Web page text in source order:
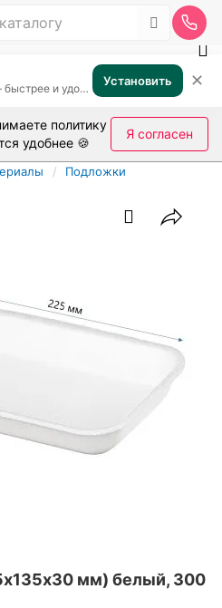
Откройте в приложении — быстрее и удобнее Установить ✕
политику
удобнее 🍪
Я согласен
Подложки
мм) белый, 300